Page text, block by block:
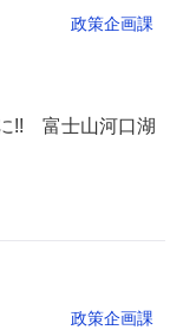
政策企画課
!! 富士山河口湖
政策企画課